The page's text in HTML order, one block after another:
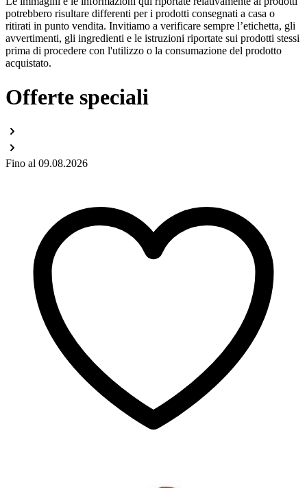
potrebbero risultare differenti per i prodotti consegnati a casa o
ritirati in punto vendita. Invitiamo a verificare sempre l’etichetta, gli
avvertimenti, gli ingredienti e le istruzioni riportate sui prodotti stessi
prima di procedere con l'utilizzo o la consumazione del prodotto
acquistato.
Offerte speciali
Fino al 09.08.2026